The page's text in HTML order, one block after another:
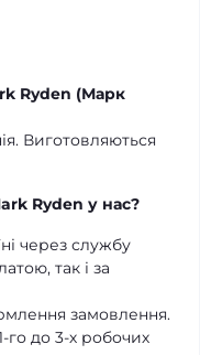
Ryden (Марк
Виготовляються
Ryden у нас?
через службу
так і за
замовлення.
го до 3-х робочих